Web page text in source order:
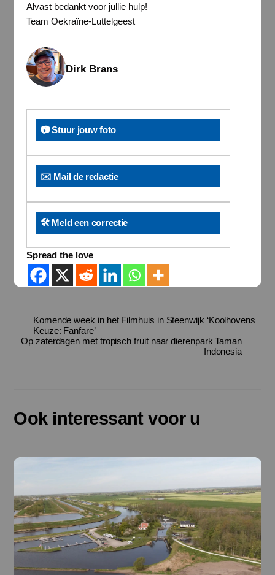
Alvast bedankt voor jullie hulp!
Team Oekraïne-Luttelgeest
Dirk Brans
📷 Stuur jouw foto
✉️ Mail de redactie
🛠️ Meld een correctie
Spread the love
Komende week in het Filmhuis in Steenwijk ‘Koolhovens
Keuze: Fanfare’
Op zaterdagen met tropisch fruit naar dierenpark Taman
Indonesia
Ook interessant voor u